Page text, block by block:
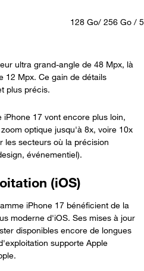
128 Go/ 256 Go /
ultra grand-angle de 48 Mpx, là
12 Mpx. Ce gain de détails
plus précis.
17 vont encore plus loin,
optique jusqu'à 8x, voire 10x
les secteurs où la précision
événementiel).
(iOS)
iPhone 17 bénéficient de la
moderne d'iOS. Ses mises à jour
disponibles encore de longues
supporte Apple